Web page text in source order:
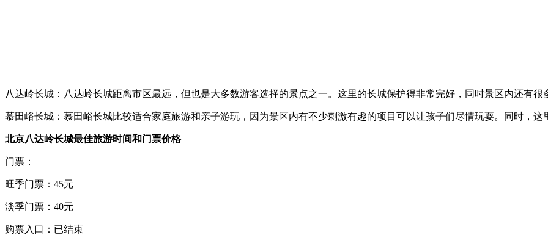
八达岭长城：八达岭长城距离市区最远，但也是大多数游客选择的景点之一。这里的长城保护得非常完好，同时景区内还有很
慕田峪长城：慕田峪长城比较适合家庭旅游和亲子游玩，因为景区内有不少刺激有趣的项目可以让孩子们尽情玩耍。同时，这
北京八达岭长城最佳旅游时间和门票价格
门票：
旺季门票：45元
淡季门票：40元
购票入口：已结束